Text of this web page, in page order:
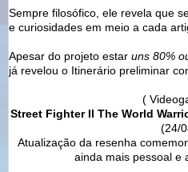
Sempre filosófico, ele revela que
e curiosidades em meio a cada
Apesar do projeto estar uns 80%
já revelou o Itinerário preliminar
(
Street Fighter II The World
(24/
Atualização da resenha
ainda mais pessoal e